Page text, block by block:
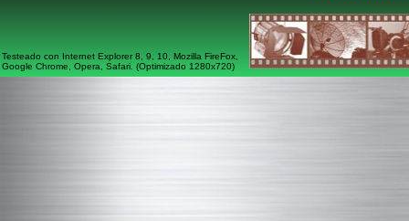
Testeado con Internet Explorer 8, 9, 10, Mozilla FireFox,
Google Chrome, Opera, Safari. (Optimizado 1280x720)